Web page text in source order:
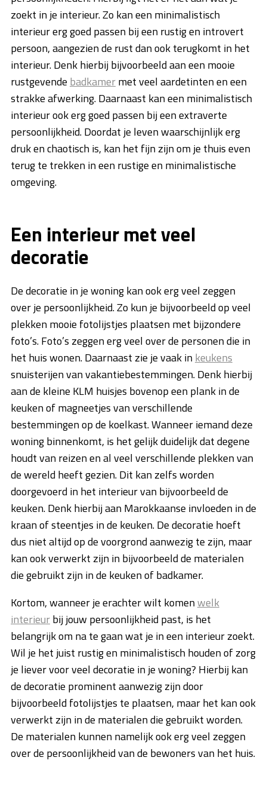
zoekt in je interieur. Zo kan een minimalistisch
interieur erg goed passen bij een rustig en introvert
persoon, aangezien de rust dan ook terugkomt in het
interieur. Denk hierbij bijvoorbeeld aan een mooie
rustgevende badkamermet veel aardetinten en een
strakke afwerking. Daarnaast kan een minimalistisch
interieur ook erg goed passen bij een extraverte
persoonlijkheid. Doordat je leven waarschijnlijk erg
druk en chaotisch is, kan het fijn zijn om je thuis even
terug te trekken in een rustige en minimalistische
omgeving.
Een interieur met veel
decoratie
De decoratie in je woning kan ook erg veel zeggen
over je persoonlijkheid. Zo kun je bijvoorbeeld op veel
plekken mooie fotolijstjes plaatsen met bijzondere
foto’s. Foto’s zeggen erg veel over de personen die in
het huis wonen. Daarnaast zie je vaak inkeukens
snuisterijen van vakantiebestemmingen. Denk hierbij
aan de kleine KLM huisjes bovenop een plank in de
keuken of magneetjes van verschillende
bestemmingen op de koelkast. Wanneer iemand deze
woning binnenkomt, is het gelijk duidelijk dat degene
houdt van reizen en al veel verschillende plekken van
de wereld heeft gezien. Dit kan zelfs worden
doorgevoerd in het interieur van bijvoorbeeld de
keuken. Denk hierbij aan Marokkaanse invloeden in de
kraan of steentjes in de keuken. De decoratie hoeft
dus niet altijd op de voorgrond aanwezig te zijn, maar
kan ook verwerkt zijn in bijvoorbeeld de materialen
die gebruikt zijn in de keuken of badkamer.
Kortom, wanneer je erachter wilt komenwelk
interieurbij jouw persoonlijkheid past, is het
belangrijk om na te gaan wat je in een interieur zoekt.
Wil je het juist rustig en minimalistisch houden of zorg
je liever voor veel decoratie in je woning? Hierbij kan
de decoratie prominent aanwezig zijn door
bijvoorbeeld fotolijstjes te plaatsen, maar het kan ook
verwerkt zijn in de materialen die gebruikt worden.
De materialen kunnen namelijk ook erg veel zeggen
over de persoonlijkheid van de bewoners van het huis.